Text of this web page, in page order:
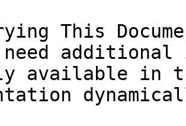
This
available in